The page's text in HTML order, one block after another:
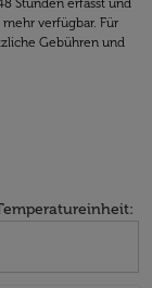
Stunden erfasst und
verfügbar. Für
Gebühren und
: